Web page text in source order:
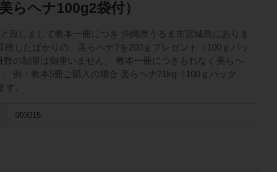
らヘナ100g2袋付）
致しまして教本一冊につき 沖縄県うるま市宮城島にありま
穫したばかりの、美らヘナ?を200ｇプレゼント（100ｇパッ
数の制限は御座いません。 教本一冊につきもれなく美らヘ
例：教本5冊ご購入の場合 美らヘナ?1kg（100ｇパック
す。
003015